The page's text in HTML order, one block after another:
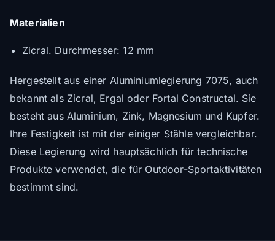
Materialien
Zicral. Durchmesser: 12 mm
Hergestellt aus einer Aluminiumlegierung 7075, auch
bekannt als Zicral, Ergal oder Fortal Constructal. Sie
besteht aus Aluminium, Zink, Magnesium und Kupfer.
Ihre Festigkeit ist mit der einiger Stähle vergleichbar.
Diese Legierung wird hauptsächlich für technische
Produkte verwendet, die für Outdoor-Sportaktivitäten
bestimmt sind.